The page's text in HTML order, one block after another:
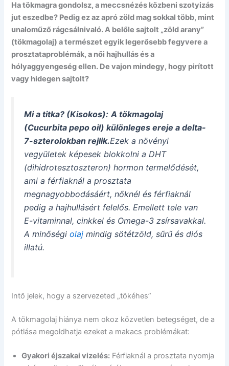
Ha tökmagra gondolsz, a meccsnézés közbeni szotyizás
jut eszedbe? Pedig ez az apró zöld mag sokkal több, mint
unaloműző rágcsálnivaló. A belőle sajtolt „zöld arany”
(tökmagolaj) a természet egyik legerősebb fegyvere a
prosztataproblémák, a női hajhullás és a
hólyaggyengeség ellen. De vajon mindegy, hogy pirított
vagy hidegen sajtolt?
Mi a titka? (Kisokos): A tökmagolaj
(Cucurbita pepo oil) különleges ereje adelta-
7-szterolokban rejlik.Ezek a növényi
vegyületek képesek blokkolni a DHT
(dihidrotesztoszteron) hormon termelődését,
ami a férfiaknál a prosztata
megnagyobbodásáért, nőknél és férfiaknál
pedig a hajhullásért felelős. Emellett tele van
E-vitaminnal, cinkkel és Omega-3 zsírsavakkal.
A minőségiolaj mindig sötétzöld, sűrű és diós
illatú.
Intő jelek, hogy a szervezeted „tökéhes”
A tökmagolaj hiánya nem okoz közvetlen betegséget, de a
pótlása megoldhatja ezeket a makacs problémákat:
Gyakori éjszakai vizelés: Férfiaknál a prosztata nyomja